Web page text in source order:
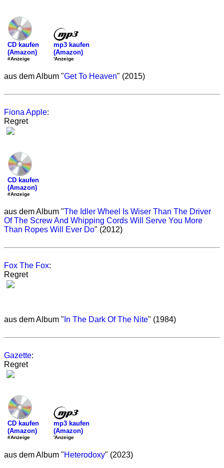
CD kaufen
(Amazon)
#Anzeige
mp3 kaufen
(Amazon)
'Anzeige
aus dem Album "Get To Heaven" (2015)
Fiona Apple:
Regret
CD kaufen
(Amazon)
#Anzeige
aus dem Album "The Idler Wheel Is Wiser Than The Driver
Of The Screw And Whipping Cords Will Serve You More
Than Ropes Will Ever Do" (2012)
Fox The Fox:
Regret
aus dem Album " In The Dark Of The Nite" (1984)
Gazette:
Regret
CD kaufen
(Amazon)
#Anzeige
mp3 kaufen
(Amazon)
'Anzeige
aus dem Album "Heterodoxy" (2023)